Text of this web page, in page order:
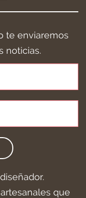
te enviaremos
noticias.
que